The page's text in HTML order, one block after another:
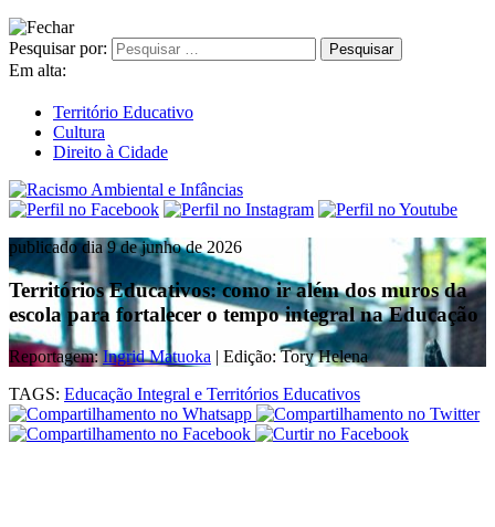
Pesquisar por:
Em alta:
Território Educativo
Cultura
Direito à Cidade
publicado dia 9 de junho de 2026
Territórios Educativos: como ir além dos muros da
escola para fortalecer o tempo integral na Educação
Reportagem:Ingrid Matuoka | Edição: Tory Helena
TAGS: Educação Integral e Territórios Educativos